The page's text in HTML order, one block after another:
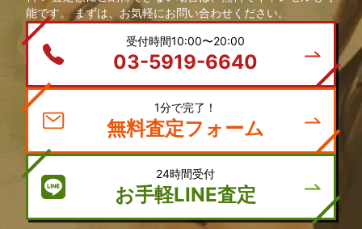
能です。 まずは、お気軽にお問い合わせください。
受付時間10:00〜20:00
03-5919-6640
1分で完了！
無料査定フォーム
24時間受付
お手軽LINE査定